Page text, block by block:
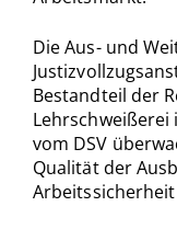
Die Aus- und
Bestandteil der
vom DSV
Qualität der